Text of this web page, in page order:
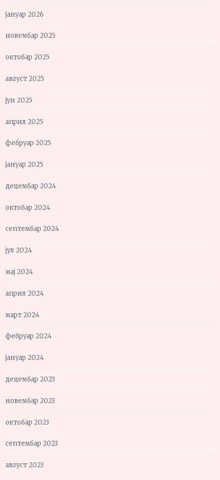
јануар 2026
новембар 2025
октобар 2025
август 2025
јун 2025
април 2025
фебруар 2025
јануар 2025
децембар 2024
октобар 2024
септембар 2024
јул 2024
мај 2024
април 2024
март 2024
фебруар 2024
јануар 2024
децембар 2023
новембар 2023
октобар 2023
септембар 2023
август 2023